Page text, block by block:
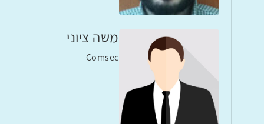
משה ציוני
Comsec